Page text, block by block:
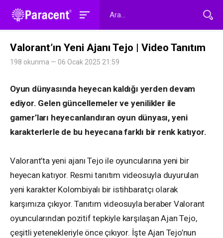
Valorant’ın Yeni Ajanı Tejo | Video Tanıtım
198 okunma — 06 Ocak 2025 21:59
Oyun dünyasında heyecan kaldığı yerden devam
ediyor. Gelen güncellemeler ve yenilikler ile
gamer’ları heyecanlandıran oyun dünyası, yeni
karakterlerle de bu heyecana farklı bir renk katıyor.
Valorant’ta yeni ajanı Tejo ile oyuncularına yeni bir
heyecan katıyor. Resmi tanıtım videosuyla duyurulan
yeni karakter Kolombiyalı bir istihbaratçı olarak
karşımıza çıkıyor. Tanıtım videosuyla beraber Valorant
oyuncularından pozitif tepkiyle karşılaşan Ajan Tejo,
çeşitli yetenekleriyle önce çıkıyor. İşte Ajan Tejo’nun